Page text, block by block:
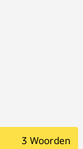
3 Woorden